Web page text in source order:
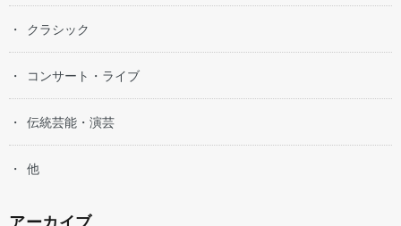
クラシック
コンサート・ライブ
伝統芸能・演芸
他